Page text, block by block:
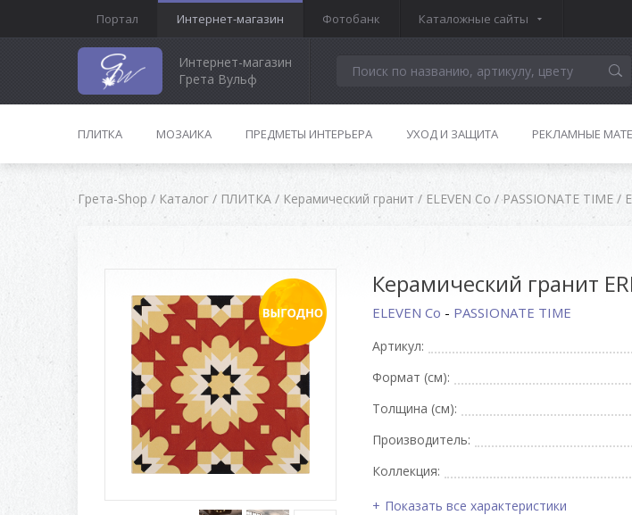
Портал Интернет-магазин Фотобанк Каталожные сайты
Интернет-магазин
Грета Вульф
ПЛИТКА МОЗАИКА ПРЕДМЕТЫ ИНТЕРЬЕРА УХОД И ЗАЩИТА РЕКЛАМНЫЕ
Грета-Shop / Каталог / ПЛИТКА / Керамический гранит / ELEVEN Co / PASSIONATE TIME /
Керамический гранит
ELEVEN Co - PASSIONATE TIME
Артикул:
Формат (см):
Толщина (см):
Производитель:
Коллекция:
Показать все характеристики